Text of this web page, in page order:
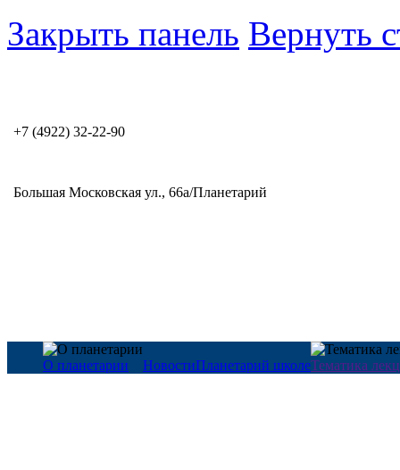
Закрыть панель Вернуть
+7 (4922) 32-22-90
Большая Московская ул., 66а/Планетарий
О планетарии НовостиПланетарий школеТематика